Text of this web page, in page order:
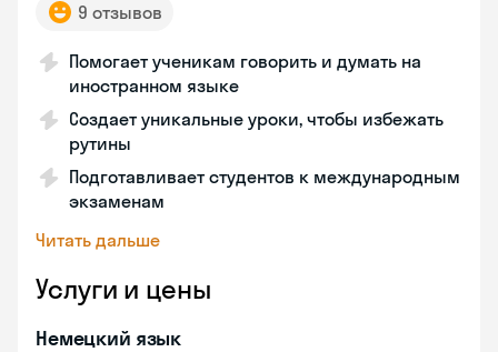
9 отзывов
Помогает ученикам говорить и думать на
иностранном языке
Создает уникальные уроки, чтобы избежать
рутины
Подготавливает студентов к международным
экзаменам
Читать дальше
Услуги и цены
Немецкий язык